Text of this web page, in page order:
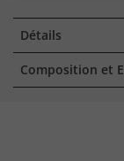
Détails
Composition et